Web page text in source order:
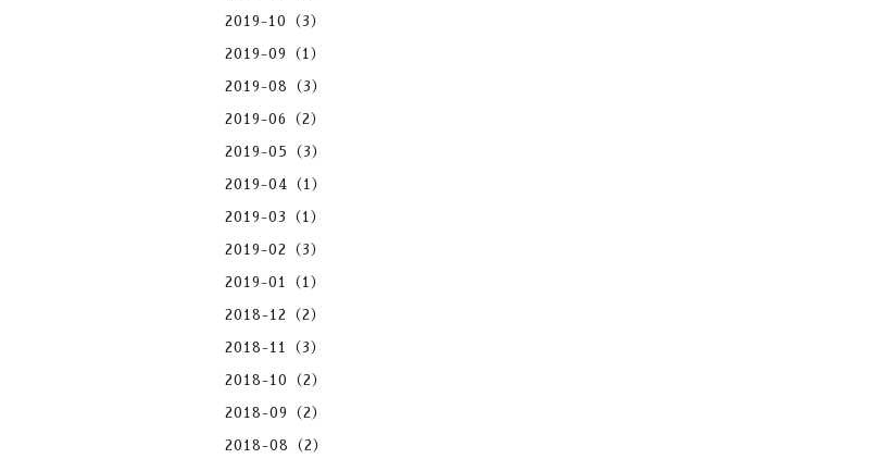
2019-10（3）
2019-09（1）
2019-08（3）
2019-06（2）
2019-05（3）
2019-04（1）
2019-03（1）
2019-02（3）
2019-01（1）
2018-12（2）
2018-11（3）
2018-10（2）
2018-09（2）
2018-08（2）